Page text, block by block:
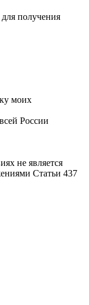
получения
моих
России
не является
Статьи 437